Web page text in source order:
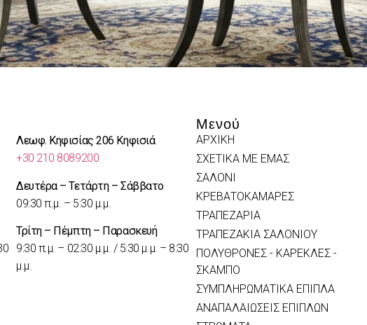
Λεωφ. Κηφισίας 206 Κηφισιά
+30 210 8089200
Δευτέρα – Τετάρτη – Σάββατο
09:30 π.μ. – 5:30 μ.μ.
Τρίτη – Πέμπτη – Παρασκευή
9:30 π.μ. – 02:30 μ.μ. / 5:30 μ.μ. – 8:30
μ.μ.
Μενού
ΑΡΧΙΚΗ
ΣΧΕΤΙΚΑ ΜΕ ΕΜΑΣ
ΣΑΛΟΝΙ
ΚΡΕΒΑΤΟΚΑΜΑΡΕΣ
ΤΡΑΠΕΖΑΡΙΑ
ΤΡΑΠΕΖΑΚΙΑ ΣΑΛΟΝΙΟΥ
ΠΟΛΥΘΡΟΝΕΣ - ΚΑΡΕΚΛΕΣ -
ΣΚΑΜΠΟ
ΣΥΜΠΛΗΡΩΜΑΤΙΚΑ ΕΠΙΠΛΑ
ΑΝΑΠΑΛΑΙΩΣΕΙΣ ΕΠΙΠΛΩΝ